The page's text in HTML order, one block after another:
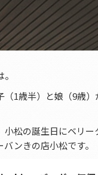
（1歳半）と娘（9歳
小松の誕生日にベリ
バンきの店小松です。